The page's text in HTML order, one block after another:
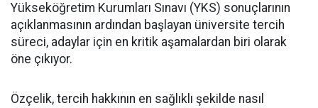
Yükseköğretim Kurumları Sınavı (YKS) sonuçlarının
açıklanmasının ardından başlayan üniversite tercih
süreci, adaylar için en kritik aşamalardan biri olarak
öne çıkıyor.
Özçelik, tercih hakkının en sağlıklı şekilde nasıl